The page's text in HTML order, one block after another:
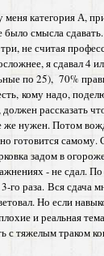
меня категория А,
смысла
не считая
я сдавал 4
по 25), 70%
кому надо,
рассказать
же нужен. Потом
готовится самому.
задом в
- не сдал.
го раза. Вся сдача
Но если
и реальная
с тяжелым траком